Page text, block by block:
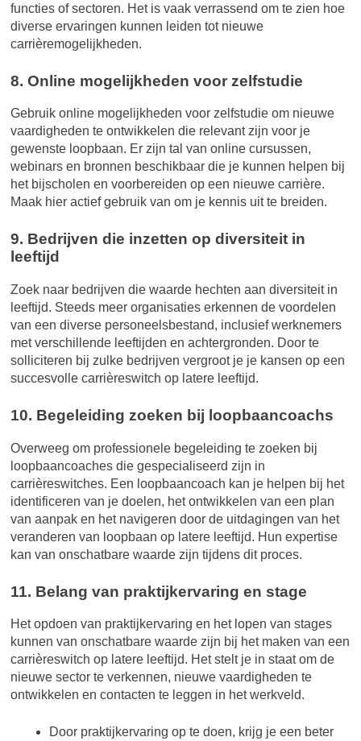
functies of sectoren. Het is vaak verrassend om te zien hoe
diverse ervaringen kunnen leiden tot nieuwe
carrièremogelijkheden.
8. Online mogelijkheden voor zelfstudie
Gebruik online mogelijkheden voor zelfstudie om nieuwe
vaardigheden te ontwikkelen die relevant zijn voor je
gewenste loopbaan. Er zijn tal van online cursussen,
webinars en bronnen beschikbaar die je kunnen helpen bij
het bijscholen en voorbereiden op een nieuwe carrière.
Maak hier actief gebruik van om je kennis uit te breiden.
9. Bedrijven die inzetten op diversiteit in
leeftijd
Zoek naar bedrijven die waarde hechten aan diversiteit in
leeftijd. Steeds meer organisaties erkennen de voordelen
van een diverse personeelsbestand, inclusief werknemers
met verschillende leeftijden en achtergronden. Door te
solliciteren bij zulke bedrijven vergroot je je kansen op een
succesvolle carrièreswitch op latere leeftijd.
10. Begeleiding zoeken bij loopbaancoachs
Overweeg om professionele begeleiding te zoeken bij
loopbaancoaches die gespecialiseerd zijn in
carrièreswitches. Een loopbaancoach kan je helpen bij het
identificeren van je doelen, het ontwikkelen van een plan
van aanpak en het navigeren door de uitdagingen van het
veranderen van loopbaan op latere leeftijd. Hun expertise
kan van onschatbare waarde zijn tijdens dit proces.
11. Belang van praktijkervaring en stage
Het opdoen van praktijkervaring en het lopen van stages
kunnen van onschatbare waarde zijn bij het maken van een
carrièreswitch op latere leeftijd. Het stelt je in staat om de
nieuwe sector te verkennen, nieuwe vaardigheden te
ontwikkelen en contacten te leggen in het werkveld.
Door praktijkervaring op te doen, krijg je een beter